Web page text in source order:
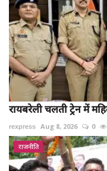
रायबरेली चलती ट्रेन में
rexpress Aug 8, 2026 0
राजनीति